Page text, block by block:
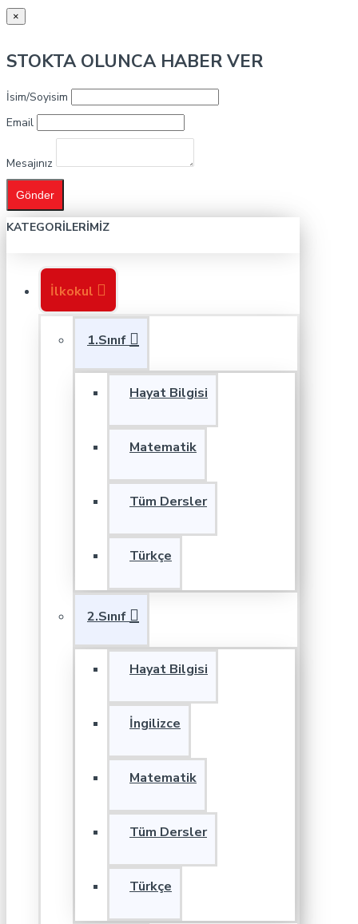
×
STOKTA OLUNCA HABER VER
İsim/Soyisim
Email
Mesajınız
Gönder
KATEGORILERIMIZ
İlkokul
1.Sınıf
Hayat Bilgisi
Matematik
Tüm Dersler
Türkçe
2.Sınıf
Hayat Bilgisi
İngilizce
Matematik
Tüm Dersler
Türkçe